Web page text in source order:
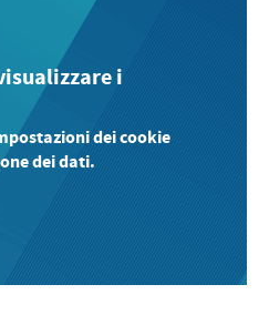
i
dei cookie
dei dati.